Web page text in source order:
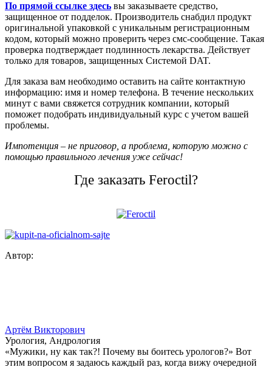
По прямой ссылке здесь вы заказываете средство,
защищенное от подделок. Производитель снабдил продукт
оригинальной упаковкой с уникальным регистрационным
кодом, который можно проверить через смс-сообщение. Такая
проверка подтверждает подлинность лекарства. Действует
только для товаров, защищенных Системой DAT.
Для заказа вам необходимо оставить на сайте контактную
информацию: имя и номер телефона. В течение нескольких
минут с вами свяжется сотрудник компании, который
поможет подобрать индивидуальный курс с учетом вашей
проблемы.
Импотенция – не приговор, а проблема, которую можно с
помощью правильного лечения уже сейчас!
Где заказать Feroctil?
Автор:
Артём Викторович
Урология, Андрология
«Мужики, ну как так?! Почему вы боитесь урологов?» Вот
этим вопросом я задаюсь каждый раз, когда вижу очередной